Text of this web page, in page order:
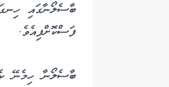
ބާސެލޯނާގައި
ފަސްކޮށްފިއެވެ.
ބާސެލޯނާ ހިމެނޭ